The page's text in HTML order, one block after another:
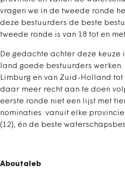
vragen we in de tweede ronde
deze bestuurders de beste
tweede ronde is van 18 tot en
De gedachte achter deze keuze
land goede bestuurders
Limburg en van Zuid-Holland
daar meer recht aan te doen
eerste ronde niet een lijst met
nominaties: vanuit elke
(12), én de beste
Aboutaleb